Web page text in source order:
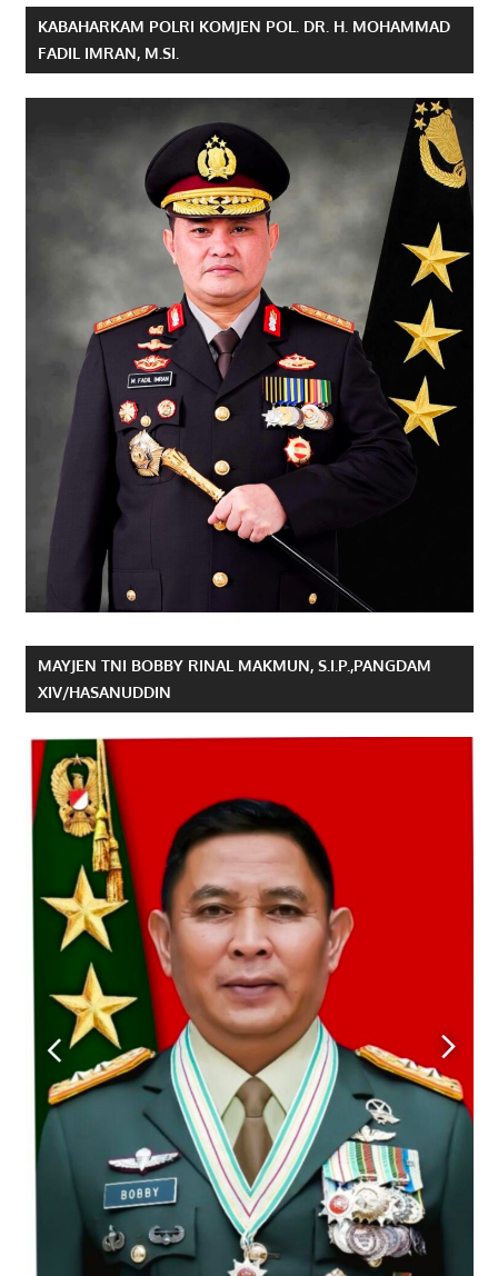
KABAHARKAM POLRI KOMJEN POL. DR. H. MOHAMMAD
FADIL IMRAN, M.SI.
MAYJEN TNI BOBBY RINAL MAKMUN, S.I.P.,PANGDAM
XIV/HASANUDDIN